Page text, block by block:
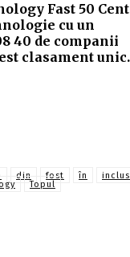
Fast 50
cu un
40 de companii
clasament unic.
din fost în
Topul